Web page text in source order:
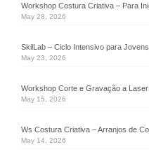
Go Empreende
Emprego
+Emprego
Workshop Costura Criativa – Para
May 28, 2026
SkilLab – Ciclo Intensivo para
May 23, 2026
Workshop Corte e Gravação a Laser
May 15, 2026
Ws Costura Criativa – Arranjos de
May 14, 2026